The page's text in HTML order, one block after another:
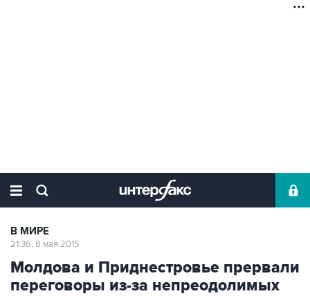
В МИРЕ
21:36, 8 мая 2015
Молдова и Приднестровье прервали
переговоры из-за непреодолимых